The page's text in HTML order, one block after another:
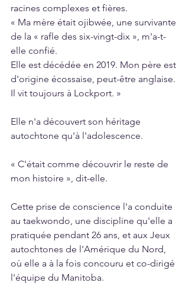
racines complexes et fières.
« Ma mère était ojibwée, une survivante
de la « rafle des six-vingt-dix », m'a-t-
elle confié.
Elle est décédée en 2019. Mon père est
d'origine écossaise, peut-être anglaise.
Il vit toujours à Lockport. »
Elle n'a découvert son héritage
autochtone qu'à l'adolescence.
« C'était comme découvrir le reste de
mon histoire », dit-elle.
Cette prise de conscience l'a conduite
au taekwondo, une discipline qu'elle a
pratiquée pendant 26 ans, et aux Jeux
autochtones de l'Amérique du Nord,
où elle a à la fois concouru et co-dirigé
l'équipe du Manitoba.